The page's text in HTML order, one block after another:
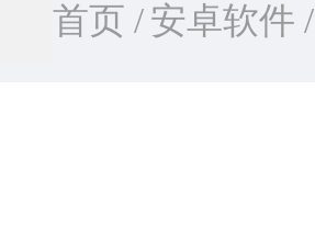
首页 / 安卓软件 /